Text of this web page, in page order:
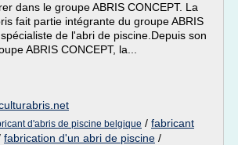
dans le groupe ABRIS CONCEPT. La
fait partie intégrante du groupe ABRIS
de l'abri de piscine.Depuis son
ABRIS CONCEPT, la...
d'abris de piscine belgique / fabricant
fabrication d'un abri de piscine /